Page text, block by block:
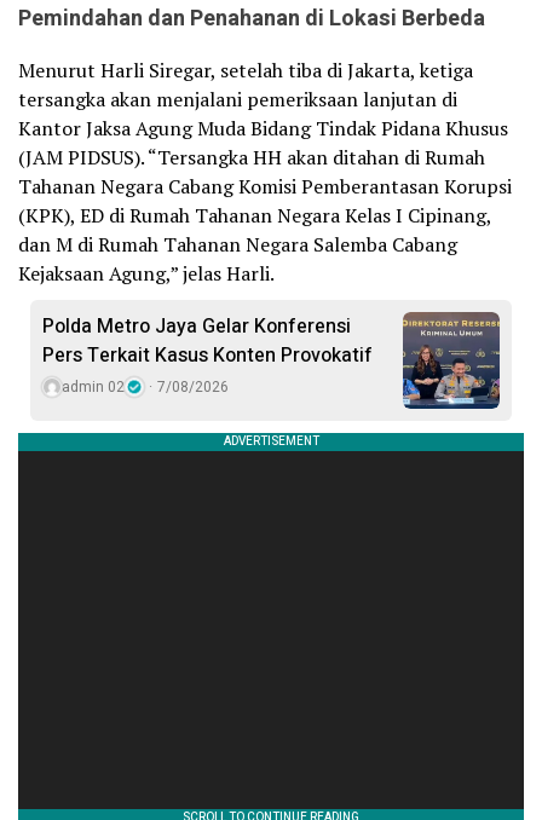
Pemindahan dan Penahanan di Lokasi Berbeda
Menurut Harli Siregar, setelah tiba di Jakarta, ketiga
tersangka akan menjalani pemeriksaan lanjutan di
Kantor Jaksa Agung Muda Bidang Tindak Pidana Khusus
(JAM PIDSUS). “Tersangka HH akan ditahan di Rumah
Tahanan Negara Cabang Komisi Pemberantasan Korupsi
(KPK), ED di Rumah Tahanan Negara Kelas I Cipinang,
dan M di Rumah Tahanan Negara Salemba Cabang
Kejaksaan Agung,” jelas Harli.
Polda Metro Jaya Gelar Konferensi
Pers Terkait Kasus Konten Provokatif
admin 02 7/08/2026